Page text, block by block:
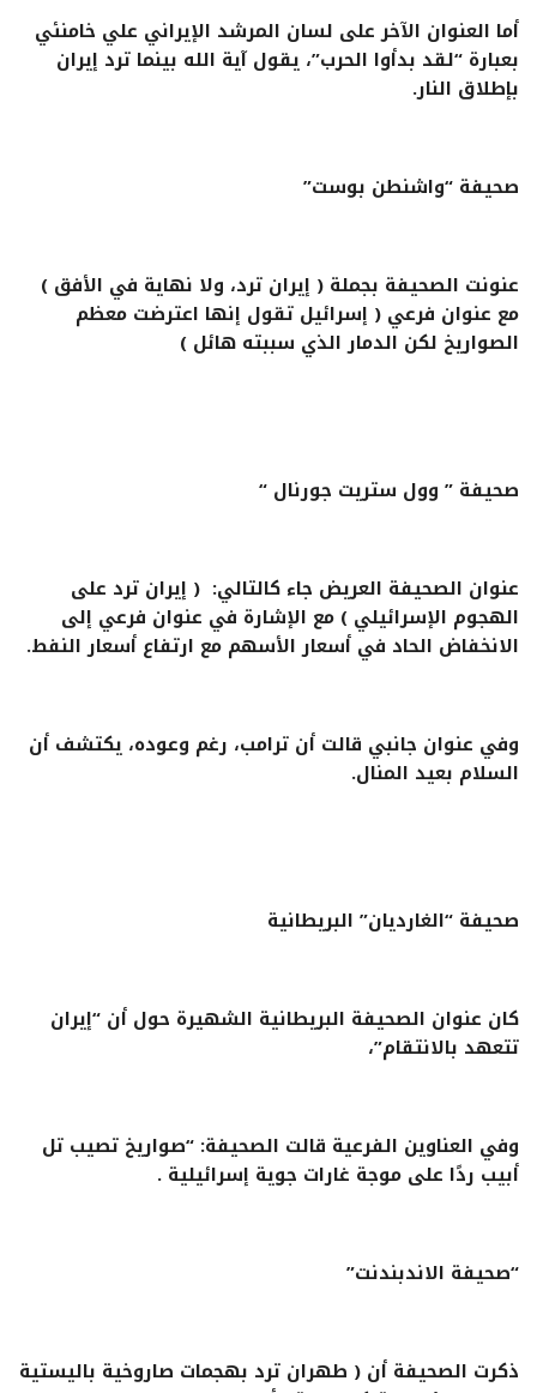
أما العنوان الآخر على لسان المرشد الإيراني علي خامنئي
بعبارة “لقد بدأوا الحرب”، يقول آية الله بينما ترد إيران
بإطلاق النار.
صحيفة “واشنطن بوست”
عنونت الصحيفة بجملة ( إيران ترد، ولا نهاية في الأفق )
مع عنوان فرعي ( إسرائيل تقول إنها اعترضت معظم
الصواريخ لكن الدمار الذي سببته هائل )
صحيفة ” وول ستريت جورنال “
عنوان الصحيفة العريض جاء كالتالي: ( إيران ترد على
الهجوم الإسرائيلي ) مع الإشارة في عنوان فرعي إلى
الانخفاض الحاد في أسعار الأسهم مع ارتفاع أسعار النفط.
وفي عنوان جانبي قالت أن ترامب، رغم وعوده، يكتشف أن
السلام بعيد المنال.
صحيفة “الغارديان” البريطانية
كان عنوان الصحيفة البريطانية الشهيرة حول أن “إيران
تتعهد بالانتقام”،
وفي العناوين الفرعية قالت الصحيفة: “صواريخ تصيب تل
أبيب ردًا على موجة غارات جوية إسرائيلية .
“صحيفة الاندبندنت”
ذكرت الصحيفة أن ( طهران ترد بهجمات صاروخية باليستية